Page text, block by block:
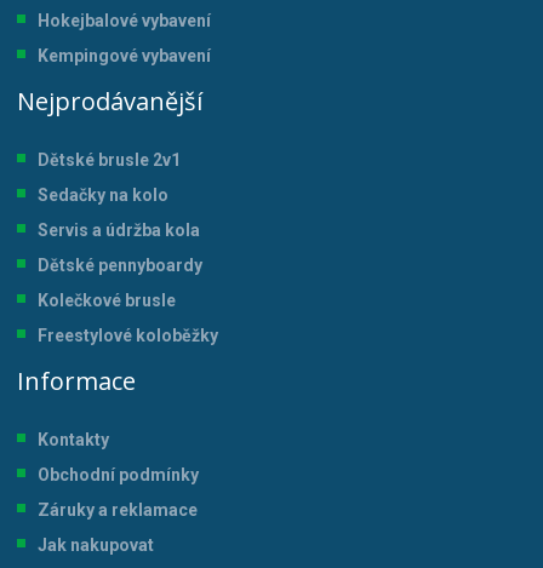
Hokejbalové vybavení
Kempingové vybavení
Nejprodávanější
Dětské brusle 2v1
Sedačky na kolo
Servis a údržba kola
Dětské pennyboardy
Kolečkové brusle
Freestylové koloběžky
Informace
Kontakty
Obchodní podmínky
Záruky a reklamace
Jak nakupovat